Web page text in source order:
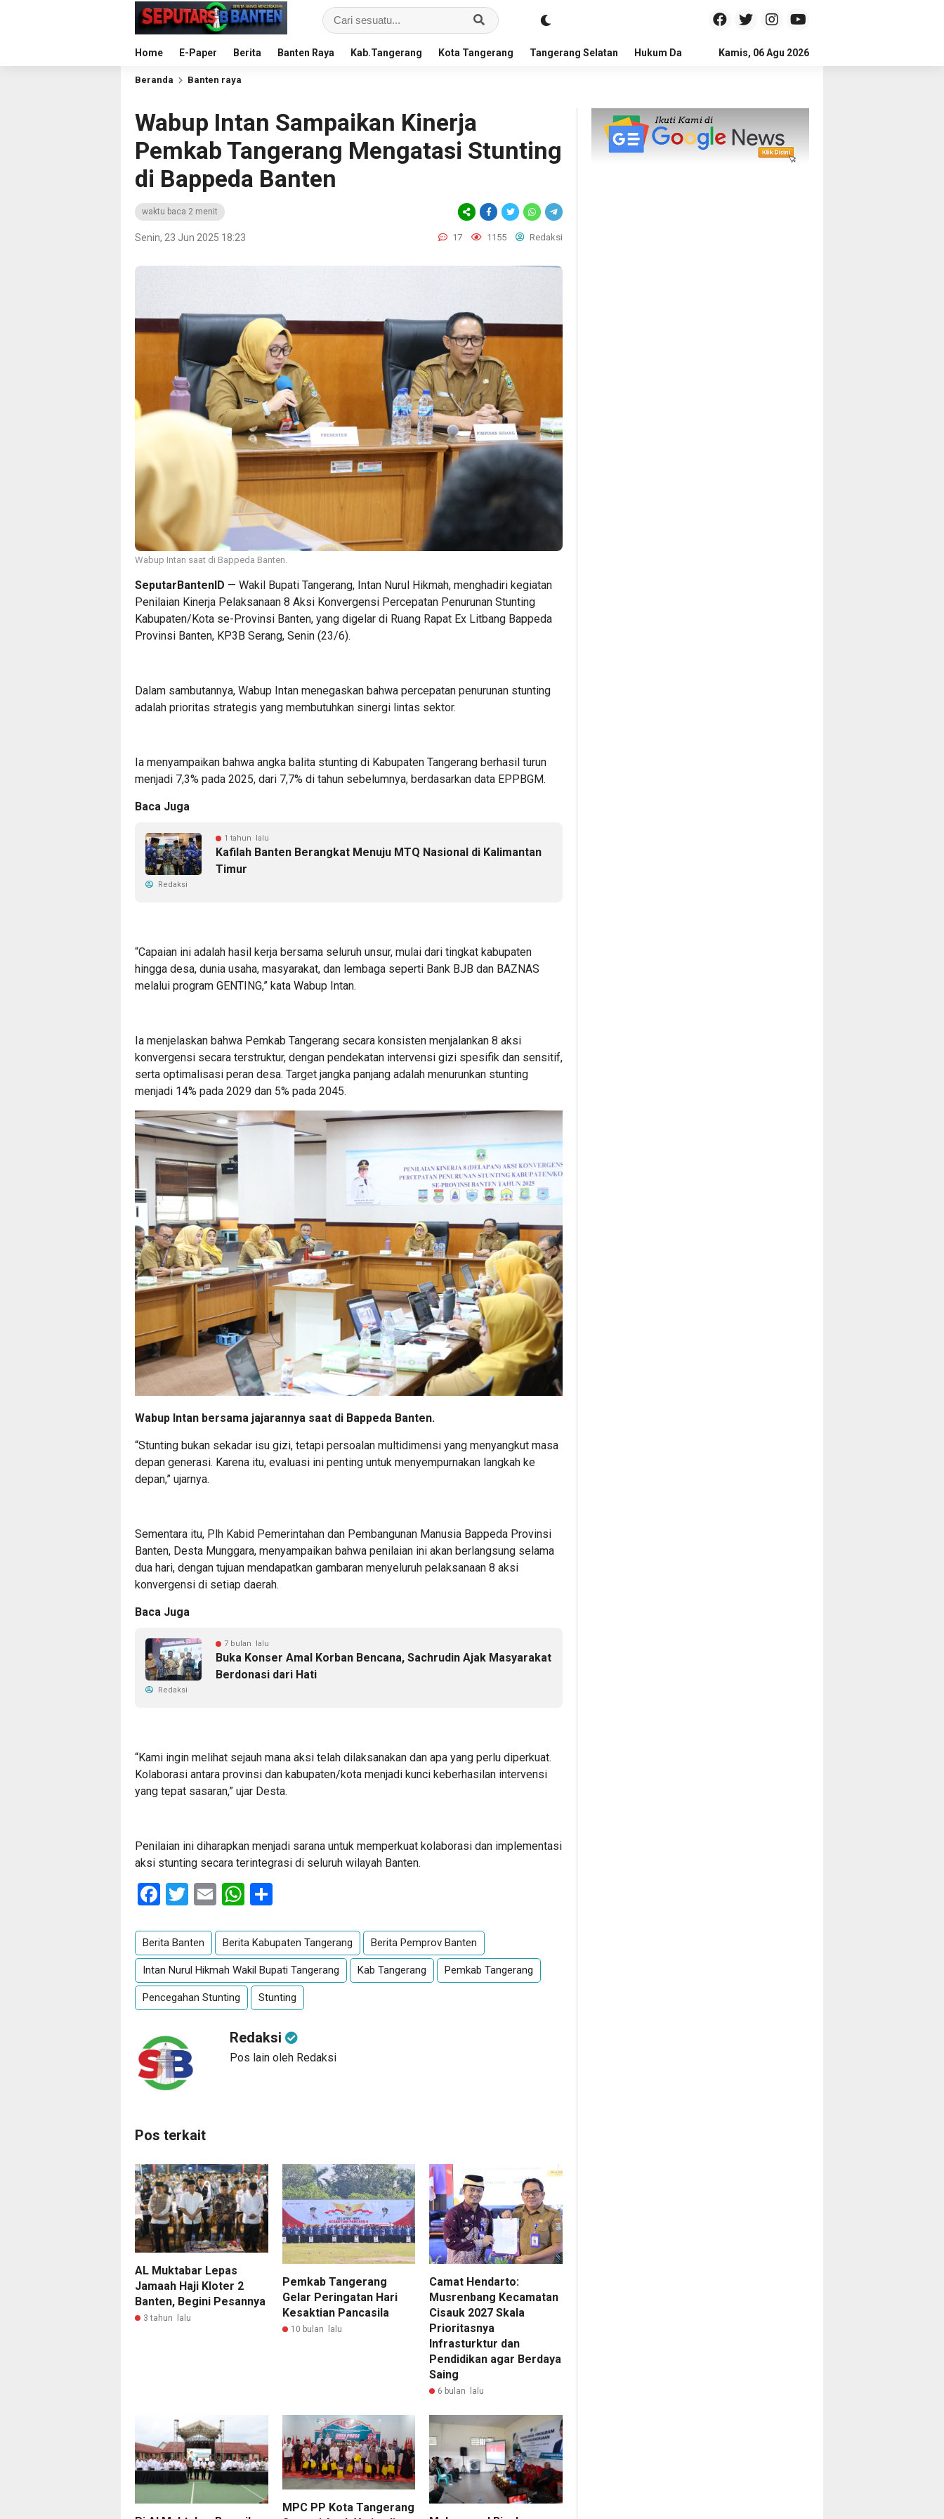
Home E-Paper Berita Banten Raya Kab.Tangerang Kota Tangerang Tangerang Selatan Hukum Dan Kriminal Politik Pendidikan
Kamis, 06 Agu 2026
Beranda Banten raya
Wabup Intan Sampaikan Kinerja
Pemkab Tangerang Mengatasi Stunting
di Bappeda Banten
waktu baca 2 menit
Senin, 23 Jun 2025 18:23 17 1155 Redaksi
Wabup Intan saat di Bappeda Banten.
SeputarBantenID — Wakil Bupati Tangerang, Intan Nurul Hikmah, menghadiri kegiatan
Penilaian Kinerja Pelaksanaan 8 Aksi Konvergensi Percepatan Penurunan Stunting
Kabupaten/Kota se-Provinsi Banten, yang digelar di Ruang Rapat Ex Litbang Bappeda
Provinsi Banten, KP3B Serang, Senin (23/6).
Dalam sambutannya, Wabup Intan menegaskan bahwa percepatan penurunan stunting
adalah prioritas strategis yang membutuhkan sinergi lintas sektor.
Ia menyampaikan bahwa angka balita stunting di Kabupaten Tangerang berhasil turun
menjadi 7,3% pada 2025, dari 7,7% di tahun sebelumnya, berdasarkan data EPPBGM.
Baca Juga
1 tahun lalu
Kafilah Banten Berangkat Menuju MTQ Nasional di Kalimantan
Timur
Redaksi
“Capaian ini adalah hasil kerja bersama seluruh unsur, mulai dari tingkat kabupaten
hingga desa, dunia usaha, masyarakat, dan lembaga seperti Bank BJB dan BAZNAS
melalui program GENTING,” kata Wabup Intan.
Ia menjelaskan bahwa Pemkab Tangerang secara konsisten menjalankan 8 aksi
konvergensi secara terstruktur, dengan pendekatan intervensi gizi spesifik dan sensitif,
serta optimalisasi peran desa. Target jangka panjang adalah menurunkan stunting
menjadi 14% pada 2029 dan 5% pada 2045.
Wabup Intan bersama jajarannya saat di Bappeda Banten.
“Stunting bukan sekadar isu gizi, tetapi persoalan multidimensi yang menyangkut masa
depan generasi. Karena itu, evaluasi ini penting untuk menyempurnakan langkah ke
depan,” ujarnya.
Sementara itu, Plh Kabid Pemerintahan dan Pembangunan Manusia Bappeda Provinsi
Banten, Desta Munggara, menyampaikan bahwa penilaian ini akan berlangsung selama
dua hari, dengan tujuan mendapatkan gambaran menyeluruh pelaksanaan 8 aksi
konvergensi di setiap daerah.
Baca Juga
7 bulan lalu
Buka Konser Amal Korban Bencana, Sachrudin Ajak Masyarakat
Berdonasi dari Hati
Redaksi
“Kami ingin melihat sejauh mana aksi telah dilaksanakan dan apa yang perlu diperkuat.
Kolaborasi antara provinsi dan kabupaten/kota menjadi kunci keberhasilan intervensi
yang tepat sasaran,” ujar Desta.
Penilaian ini diharapkan menjadi sarana untuk memperkuat kolaborasi dan implementasi
aksi stunting secara terintegrasi di seluruh wilayah Banten.
Facebook
Twitter
EmailWhatsApp
Berita Banten Berita Kabupaten Tangerang Berita Pemprov Banten
Intan Nurul Hikmah Wakil Bupati Tangerang Kab Tangerang Pemkab Tangerang
Pencegahan Stunting Stunting
Redaksi
Pos lain oleh Redaksi
Pos terkait
AL Muktabar Lepas
Jamaah Haji Kloter 2
Banten, Begini Pesannya
3 tahun lalu
Pemkab Tangerang
Gelar Peringatan Hari
Kesaktian Pancasila
10 bulan lalu
Camat Hendarto:
Musrenbang Kecamatan
Cisauk 2027 Skala
Prioritasnya
Infrasturktur dan
Pendidikan agar Berdaya
Saing
6 bulan lalu
MPC PP Kota Tangerang